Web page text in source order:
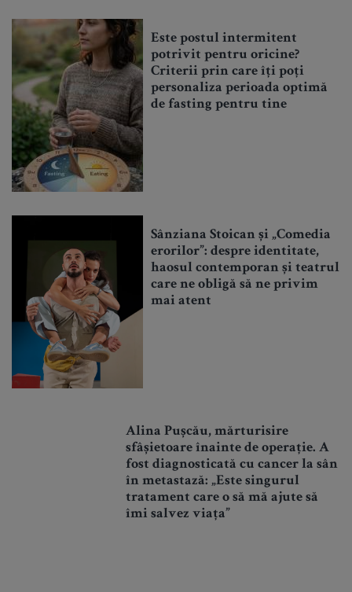
Este postul intermitent
potrivit pentru oricine?
Criterii prin care îți poți
personaliza perioada optimă
de fasting pentru tine
Sânziana Stoican și „Comedia
erorilor”: despre identitate,
haosul contemporan și teatrul
care ne obligă să ne privim
mai atent
Alina Pușcău, mărturisire
sfâșietoare înainte de operație. A
fost diagnosticată cu cancer la sân
în metastază: „Este singurul
tratament care o să mă ajute să
îmi salvez viața”